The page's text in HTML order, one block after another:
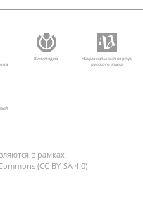
Викимедиа
Национальный корпус
русского языка
в рамках
(CC BY-SA 4.0)